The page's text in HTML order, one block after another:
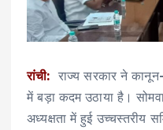
रांची: राज्य सरकार ने
में बड़ा कदम उठाया है।
अध्यक्षता में हुई उच्चस्तरीय